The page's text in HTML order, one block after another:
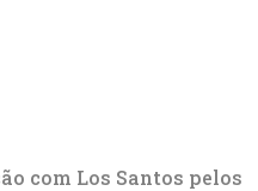
com Los Santos pelos